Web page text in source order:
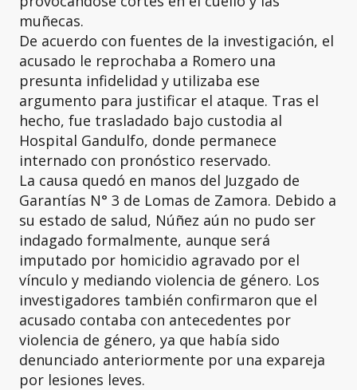
muñecas.
De acuerdo con fuentes de la investigación, el
acusado le reprochaba a Romero una
presunta infidelidad y utilizaba ese
argumento para justificar el ataque. Tras el
hecho, fue trasladado bajo custodia al
Hospital Gandulfo, donde permanece
internado con pronóstico reservado.
La causa quedó en manos del Juzgado de
Garantías N° 3 de Lomas de Zamora. Debido a
su estado de salud, Núñez aún no pudo ser
indagado formalmente, aunque será
imputado por homicidio agravado por el
vínculo y mediando violencia de género. Los
investigadores también confirmaron que el
acusado contaba con antecedentes por
violencia de género, ya que había sido
denunciado anteriormente por una expareja
por lesiones leves.